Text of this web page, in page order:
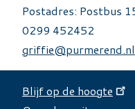
Postadres: Postbus
0299 452452
griffie@purmerend.nl
Over deze
Blijf op de hoogte